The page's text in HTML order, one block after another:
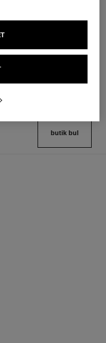
rouge coco flash
Parlaklik, Renk,
görüntüle
butik bul